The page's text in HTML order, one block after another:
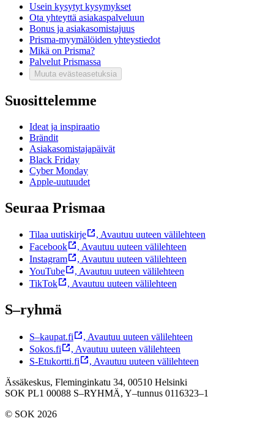
Usein kysytyt kysymykset
Ota yhteyttä asiakaspalveluun
Bonus ja asiakasomistajuus
Prisma-myymälöiden yhteystiedot
Mikä on Prisma?
Palvelut Prismassa
Muuta evästeasetuksia
Suosittelemme
Ideat ja inspiraatio
Brändit
Asiakasomistajapäivät
Black Friday
Cyber Monday
Apple-uutuudet
Seuraa Prismaa
Tilaa uutiskirje , Avautuu uuteen välilehteen
Facebook
, Avautuu uuteen välilehteen
Instagram
, Avautuu uuteen välilehteen
YouTube
, Avautuu uuteen välilehteen
TikTok
, Avautuu uuteen välilehteen
S–ryhmä
S–kaupat.fi , Avautuu uuteen välilehteen
Sokos.fi
, Avautuu uuteen välilehteen
S-Etukortti.fi
, Avautuu uuteen välilehteen
Ässäkeskus, Fleminginkatu 34, 00510 Helsinki
SOK PL1 00088 S–RYHMÄ, Y–tunnus 0116323–1
© SOK 2026